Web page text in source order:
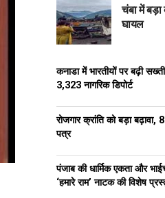
चंबा में
घायल
कनाडा में भारतीयों पर बढ़ी
3,323 नागरिक डिपोर्ट
रोजगार क्रांति को बड़ा
पत्र
पंजाब की धार्मिक एकता और
‘हमारे राम’ नाटक की विशेष